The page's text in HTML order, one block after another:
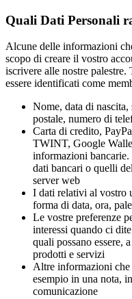
Quali Dati Personali
Alcune delle informazioni
scopo di creare il vostro
iscrivere alle nostre
essere identificati come
Nome, data di
postale, numero di
Carta di credito,
TWINT, Google
informazioni
dati bancari o quelli
server web
I dati relativi al vostro
forma di data, ora,
Le vostre preferenze
interessi quando ci
quali possano essere,
prodotti e servizi
Altre informazioni che
esempio in una nota,
comunicazione